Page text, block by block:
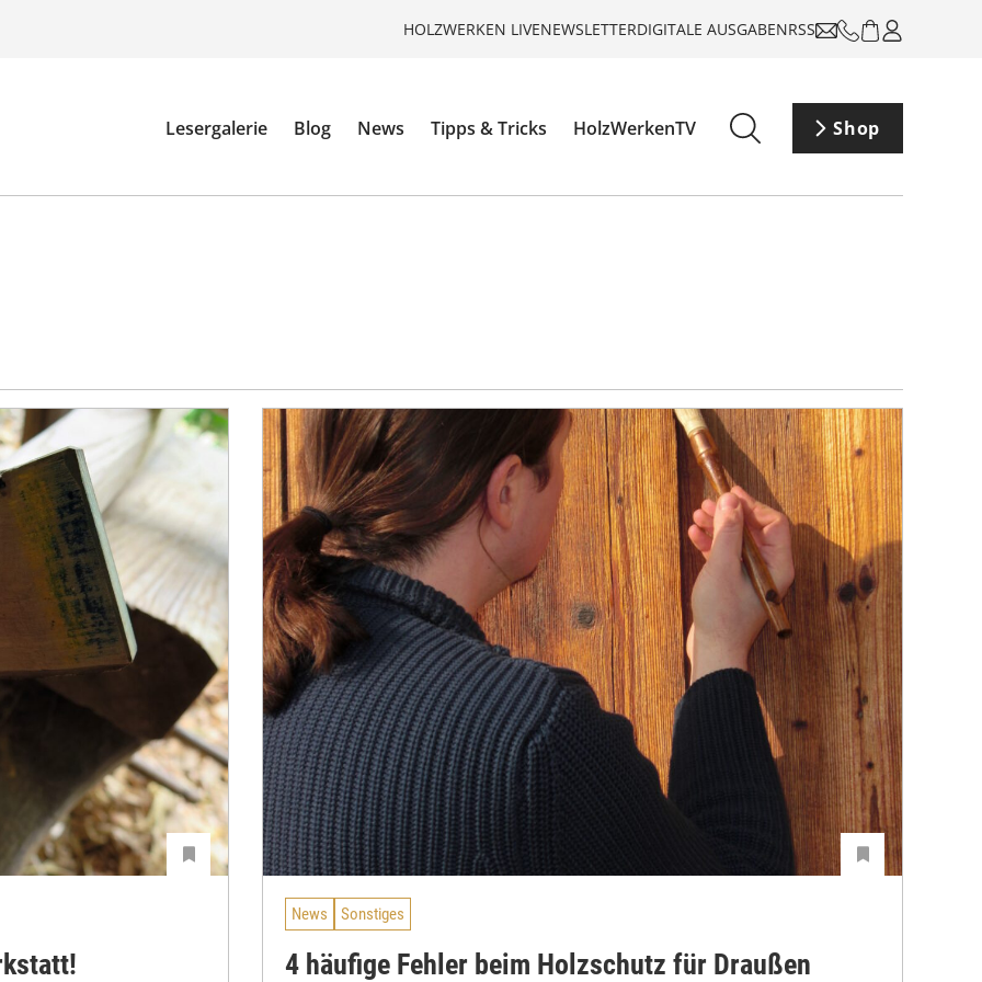
HOLZWERKEN LIVENEWSLETTERDIGITALE AUSGABENRSS
Lesergalerie Blog News Tipps & Tricks HolzWerkenTV Shop
News Sonstiges
4 häufige Fehler beim Holzschutz für Draußen